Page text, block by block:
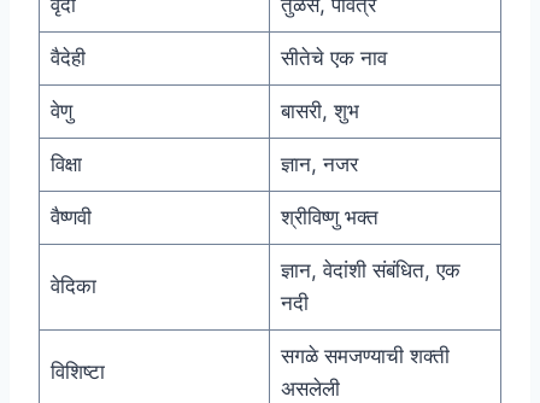
वृंदा तुळस, पवित्र
वैदेही सीतेचे एक नाव
वेणु बासरी, शुभ
विक्षा ज्ञान, नजर
वैष्णवी श्रीविष्णु भक्त
वेदिका
ज्ञान, वेदांशी संबंधित, एक
नदी
विशिष्टा
सगळे समजण्याची शक्ती
असलेली